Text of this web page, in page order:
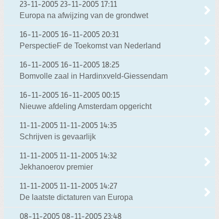
23-11-2005 23-11-2005 17:11
Europa na afwijzing van de grondwet
16-11-2005 16-11-2005 20:31
PerspectieF de Toekomst van Nederland
16-11-2005 16-11-2005 18:25
Bomvolle zaal in Hardinxveld-Giessendam
16-11-2005 16-11-2005 00:15
Nieuwe afdeling Amsterdam opgericht
11-11-2005 11-11-2005 14:35
Schrijven is gevaarlijk
11-11-2005 11-11-2005 14:32
Jekhanoerov premier
11-11-2005 11-11-2005 14:27
De laatste dictaturen van Europa
08-11-2005 08-11-2005 23:48